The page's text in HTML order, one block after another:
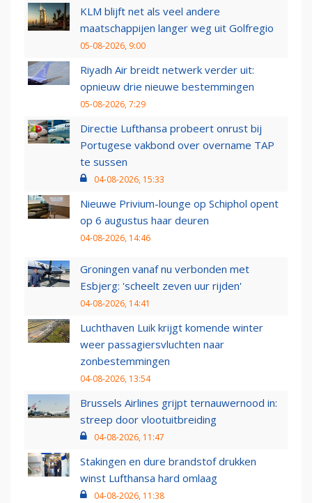
KLM blijft net als veel andere
maatschappijen langer weg uit Golfregio
05-08-2026, 9:00
Riyadh Air breidt netwerk verder uit:
opnieuw drie nieuwe bestemmingen
05-08-2026, 7:29
Directie Lufthansa probeert onrust bij
Portugese vakbond over overname TAP
te sussen
04-08-2026, 15:33
Nieuwe Privium-lounge op Schiphol opent
op 6 augustus haar deuren
04-08-2026, 14:46
Groningen vanaf nu verbonden met
Esbjerg: 'scheelt zeven uur rijden'
04-08-2026, 14:41
Luchthaven Luik krijgt komende winter
weer passagiersvluchten naar
zonbestemmingen
04-08-2026, 13:54
Brussels Airlines grijpt ternauwernood in:
streep door vlootuitbreiding
04-08-2026, 11:47
Stakingen en dure brandstof drukken
winst Lufthansa hard omlaag
04-08-2026, 11:38